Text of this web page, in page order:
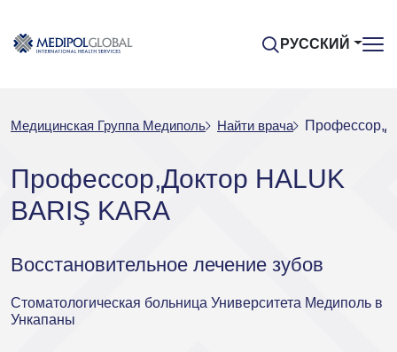
РУССКИЙ
Медицинская Группа Медиполь Найти врача
Профессор,Доктор HALUK
BARIŞ KARA
Восстановительное лечение зубов
Стоматологическая больница Университета Медиполь в
Ункапаны